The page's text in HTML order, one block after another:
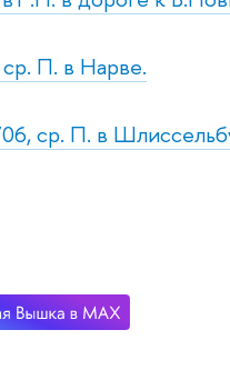
П. в Нарве.
ср. П. в